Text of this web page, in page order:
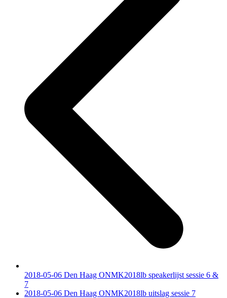
2018-05-06 Den Haag ONMK2018lb speakerlijst sessie 6 &
7
next
2018-05-06 Den Haag ONMK2018lb uitslag sessie 7